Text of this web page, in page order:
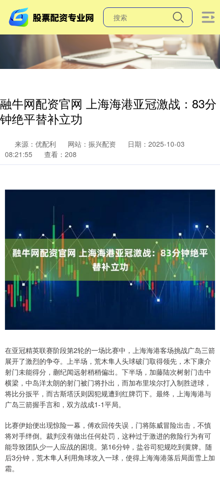
融牛网配资官网 上海海港亚冠激战：83分
钟绝平替补立功
来源：优配利 网站：振兴配资
日期：2025-10-03
08:21:55
查看：208
在亚冠精英联赛阶段第2轮的一场比赛中，上海海港客场挑战广岛三箭
展开了激烈的争夺。上半场，荒木隼人头球破门取得领先，木下康介
射门未能得分，蒯纪闻远射稍稍偏出。下半场，加藤陆次树射门击中
横梁，中岛洋太朗的射门被门将扑出，而加布里埃尔打入制胜进球，
将比分扳平，而古斯塔沃则因犯规遭到红牌罚下。最终，上海海港与
广岛三箭握手言和，双方战成1-1平局。
比赛伊始便出现惊险一幕，傅欢回传失误，门将陈威冒险出击，不慎
将对手绊倒。裁判没有做出任何处罚，这种过于激进的救险行为有可
能导致团队少一人应战的困境。第16分钟，盐谷司犯规吃到黄牌。随
后3分钟，荒木隼人利用角球攻入一球，使得上海海港落后局面雪上加
霜。